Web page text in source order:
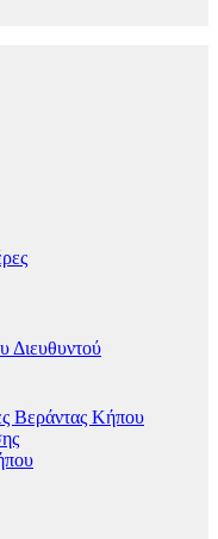
Διευθυντού
Βεράντας Κήπου